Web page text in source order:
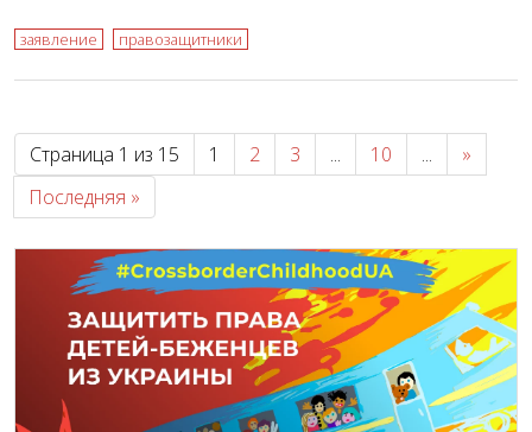
заявление правозащитники
Страница 1 из 15 1 2 3 ... 10 ...
»
Последняя »